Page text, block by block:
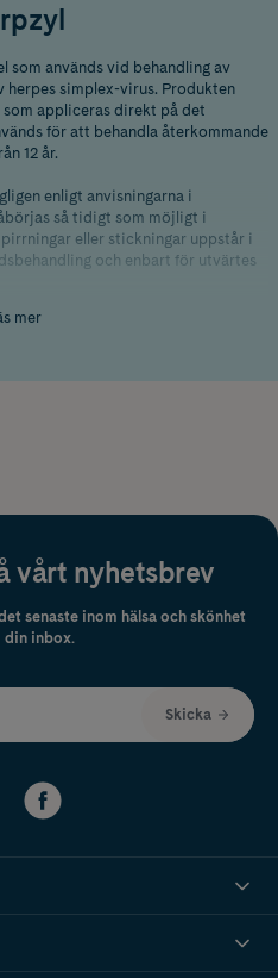
används vid behandling av
herpes simplex-virus. Produkten
appliceras direkt på det
för att behandla återkommande
12 år.
enligt anvisningarna i
så tidigt som möjligt i
eller stickningar uppstår i
och enbart för utvärtes
kraftigt nedsatt immunförsvar
mer
vårt nyhetsbrev
senaste inom hälsa och skönhet
inbox.
Skicka